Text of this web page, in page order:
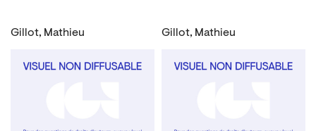
Gillot, Mathieu Gillot, Mathieu